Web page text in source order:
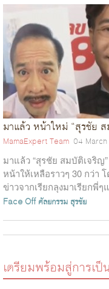
มาแล้ว หน้าใหม่ “สุรชัย
MamaExpert Team 04
มาแล้ว “สุรชัย สมบัติเจริ
หน้าให้เหลือราวๆ 30 กว่า
ข่าวจากเรียกลุงมาเรียก
Face Off ศัลยกรรม สุรชัย
เตรียมพร้อมสู่การเป็